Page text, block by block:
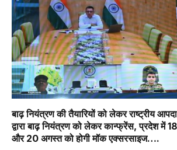
बाढ़ नियंत्रण की तैयारियों को लेकर राष्ट्रीय
द्वारा बाढ़ नियंत्रण को लेकर कान्फ्रेंस, प्रदेश में
और 20 अगस्त को होगी मॉक एक्सरसाइज….